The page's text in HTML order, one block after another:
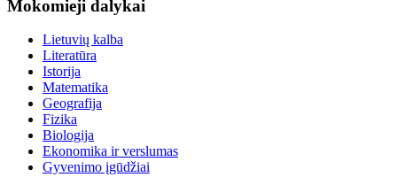
Mokomieji dalykai
Lietuvių kalba
Literatūra
Istorija
Matematika
Geografija
Fizika
Biologija
Ekonomika ir verslumas
Gyvenimo įgūdžiai